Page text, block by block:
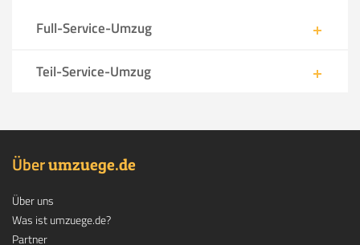
Full-Service-Umzug
Teil-Service-Umzug
Überumzuege.de
Über uns
Was ist umzuege.de?
Partner